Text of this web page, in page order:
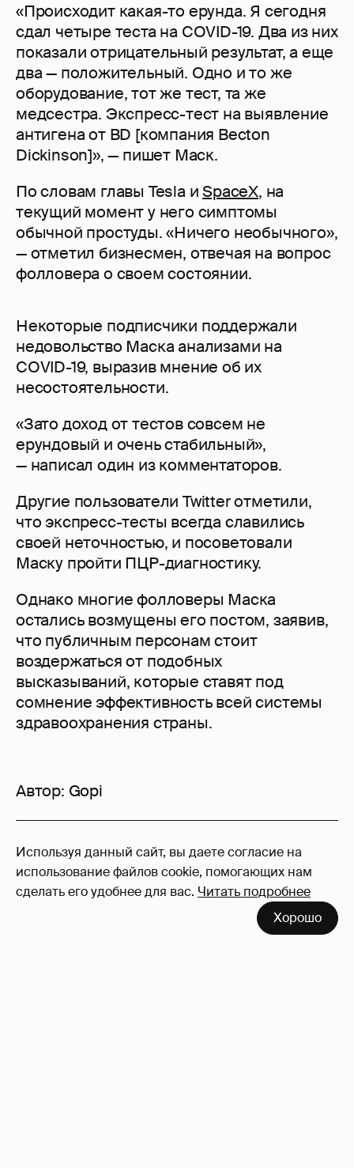
Используя данный сайт, вы даете согласие на
использование файлов cookie, помогающих нам
сделать его удобнее для вас. Читать подробнее
Хорошо
«Происходит какая-то ерунда. Я сегодня
сдал четыре теста на COVID-19. Два из них
показали отрицательный результат, а еще
два — положительный. Одно и то же
оборудование, тот же тест, та же
медсестра. Экспресс-тест на выявление
антигена от BD [компания Becton
Dickinson]», — пишет Маск.
По словам главы Tesla иSpaceX, на
текущий момент у него симптомы
обычной простуды. «Ничего необычного»,
— отметил бизнесмен, отвечая на вопрос
фолловера о своем состоянии.
Некоторые подписчики поддержали
недовольство Маска анализами на
COVID-19, выразив мнение об их
несостоятельности.
«Зато доход от тестов совсем не
ерундовый и очень стабильный»,
— написал один из комментаторов.
Другие пользователи Twitter отметили,
что экспресс-тесты всегда славились
своей неточностью, и посоветовали
Маску пройти ПЦР-диагностику.
Однако многие фолловеры Маска
остались возмущены его постом, заявив,
что публичным персонам стоит
воздержаться от подобных
высказываний, которые ставят под
сомнение эффективность всей системы
здравоохранения страны.
Автор: Gopi
127
Войдите в аккаунт, чтобы читать и
оставлять комментарии